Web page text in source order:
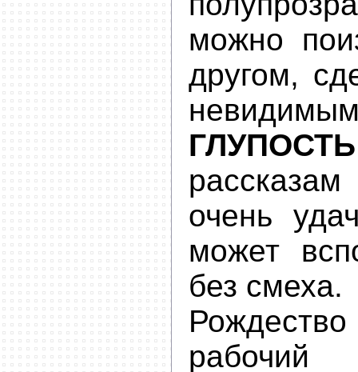
можно
другом,
ГЛУПОСТЬ
очень
может
без смеха.